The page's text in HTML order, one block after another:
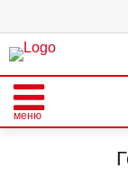
меню